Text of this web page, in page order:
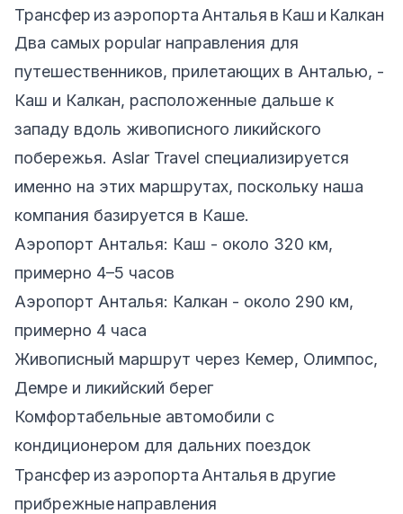
Трансфер из аэропорта Анталья в Каш и Калкан
Два самых popular направления для
путешественников, прилетающих в Анталью, -
Каш и Калкан, расположенные дальше к
западу вдоль живописного ликийского
побережья. Aslar Travel специализируется
именно на этих маршрутах, поскольку наша
компания базируется в Каше.
Аэропорт Анталья: Каш - около 320 км,
примерно 4–5 часов
Аэропорт Анталья: Калкан - около 290 км,
примерно 4 часа
Живописный маршрут через Кемер, Олимпос,
Демре и ликийский берег
Комфортабельные автомобили с
кондиционером для дальних поездок
Трансфер из аэропорта Анталья в другие
прибрежные направления